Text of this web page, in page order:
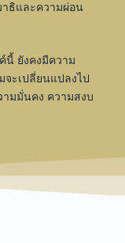
าธิและความผ่อน
นี้ ยังคงมีความ
ะเปลี่ยนแปลงไป
มมั่นคง ความสงบ